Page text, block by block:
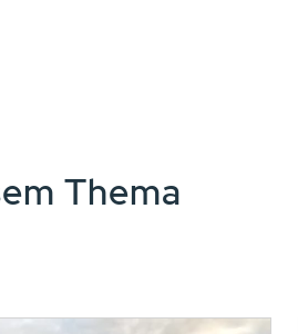
Thema